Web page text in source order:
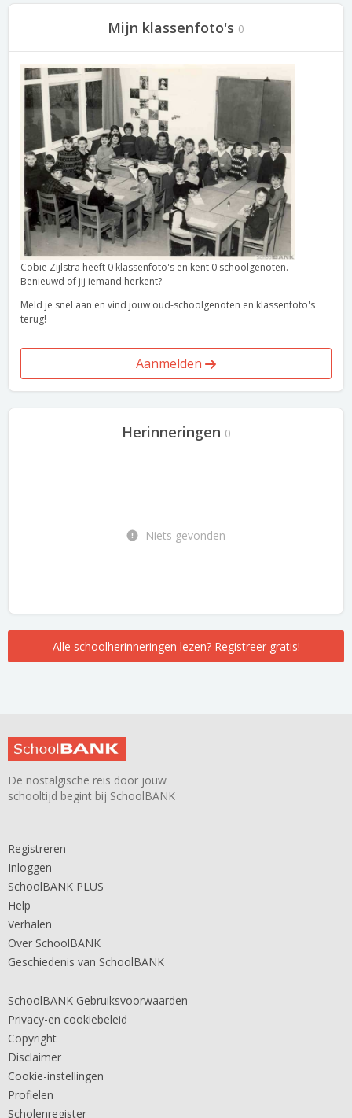
Mijn klassenfoto's 0
Cobie Zijlstra heeft 0 klassenfoto's en kent 0 schoolgenoten.
Benieuwd of jij iemand herkent?
Meld je snel aan en vind jouw oud-schoolgenoten en klassenfoto's
terug!
Aanmelden
Herinneringen 0
Niets gevonden
Alle schoolherinneringen lezen? Registreer gratis!
De nostalgische reis door jouw
schooltijd begint bij SchoolBANK
Registreren
Inloggen
SchoolBANK PLUS
Help
Verhalen
Over SchoolBANK
Geschiedenis van SchoolBANK
SchoolBANK Gebruiksvoorwaarden
Privacy-en cookiebeleid
Copyright
Disclaimer
Cookie-instellingen
Profielen
Scholenregister